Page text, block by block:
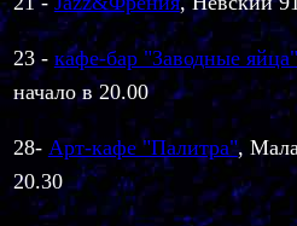
23 - кафе-бар "Заводные яйца"
начало в 20.00
28- Арт-кафе "Палитра",
20.30